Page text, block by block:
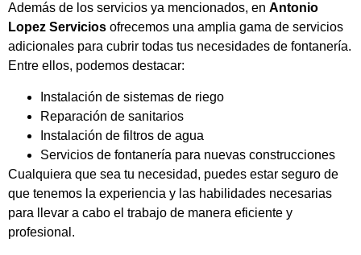
Además de los servicios ya mencionados, en Antonio
Lopez Servicios ofrecemos una amplia gama de servicios
adicionales para cubrir todas tus necesidades de fontanería.
Entre ellos, podemos destacar:
Instalación de sistemas de riego
Reparación de sanitarios
Instalación de filtros de agua
Servicios de fontanería para nuevas construcciones
Cualquiera que sea tu necesidad, puedes estar seguro de
que tenemos la experiencia y las habilidades necesarias
para llevar a cabo el trabajo de manera eficiente y
profesional.